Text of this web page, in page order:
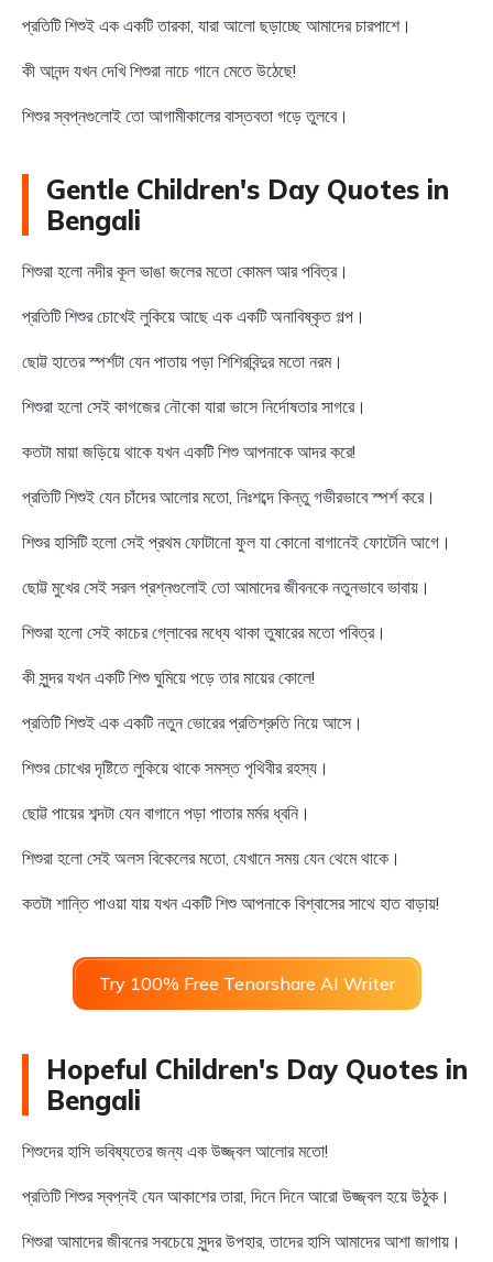
প্রতিটি শিশুই এক একটি তারকা, যারা আলো ছড়াচ্ছে আমাদের চারপাশে।
কী আনন্দ যখন দেখি শিশুরা নাচে গানে মেতে উঠেছে!
শিশুর স্বপ্নগুলোই তো আগামীকালের বাস্তবতা গড়ে তুলবে।
Gentle Children's Day Quotes in
Bengali
শিশুরা হলো নদীর কূল ভাঙা জলের মতো কোমল আর পবিত্র।
প্রতিটি শিশুর চোখেই লুকিয়ে আছে এক একটি অনাবিষ্কৃত গল্প।
ছোট্ট হাতের স্পর্শটা যেন পাতায় পড়া শিশিরবিন্দুর মতো নরম।
শিশুরা হলো সেই কাগজের নৌকো যারা ভাসে নির্দোষতার সাগরে।
কতটা মায়া জড়িয়ে থাকে যখন একটি শিশু আপনাকে আদর করে!
প্রতিটি শিশুই যেন চাঁদের আলোর মতো, নিঃশব্দে কিন্তু গভীরভাবে স্পর্শ করে।
শিশুর হাসিটি হলো সেই প্রথম ফোটানো ফুল যা কোনো বাগানেই ফোটেনি আগে।
ছোট্ট মুখের সেই সরল প্রশ্নগুলোই তো আমাদের জীবনকে নতুনভাবে ভাবায়।
শিশুরা হলো সেই কাচের গ্লোবের মধ্যে থাকা তুষারের মতো পবিত্র।
কী সুন্দর যখন একটি শিশু ঘুমিয়ে পড়ে তার মায়ের কোলে!
প্রতিটি শিশুই এক একটি নতুন ভোরের প্রতিশ্রুতি নিয়ে আসে।
শিশুর চোখের দৃষ্টিতে লুকিয়ে থাকে সমস্ত পৃথিবীর রহস্য।
ছোট্ট পায়ের শব্দটা যেন বাগানে পড়া পাতার মর্মর ধ্বনি।
শিশুরা হলো সেই অলস বিকেলের মতো, যেখানে সময় যেন থেমে থাকে।
কতটা শান্তি পাওয়া যায় যখন একটি শিশু আপনাকে বিশ্বাসের সাথে হাত বাড়ায়!
Try 100% Free Tenorshare AI Writer
Hopeful Children's Day Quotes in
Bengali
শিশুদের হাসি ভবিষ্যতের জন্য এক উজ্জ্বল আলোর মতো!
প্রতিটি শিশুর স্বপ্নই যেন আকাশের তারা, দিনে দিনে আরো উজ্জ্বল হয়ে উঠুক।
শিশুরা আমাদের জীবনের সবচেয়ে সুন্দর উপহার, তাদের হাসি আমাদের আশা জাগায়।